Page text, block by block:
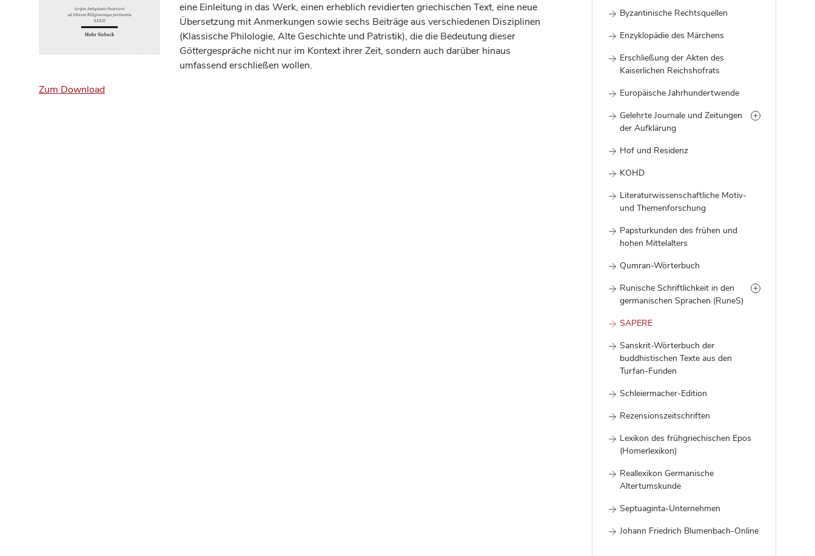
Byzantinische Rechtsquellen
Enzyklopädie des Märchens
Erschließung der Akten des
Kaiserlichen Reichshofrats
Europäische Jahrhundertwende
Gelehrte Journale und Zeitungen
der Aufklärung
Hof und Residenz
KOHD
Literaturwissenschaftliche Motiv-
und Themenforschung
Papsturkunden des frühen und
hohen Mittelalters
Qumran-Wörterbuch
Runische Schriftlichkeit in den
germanischen Sprachen (RuneS)
SAPERE
Sanskrit-Wörterbuch der
buddhistischen Texte aus den
Turfan-Funden
Schleiermacher-Edition
Rezensionszeitschriften
Lexikon des frühgriechischen Epos
(Homerlexikon)
Reallexikon Germanische
Altertumskunde
Septuaginta-Unternehmen
Johann Friedrich Blumenbach-Online
eine Einleitung in das Werk, einen erheblich revidierten griechischen Text, eine neue
Übersetzung mit Anmerkungen sowie sechs Beiträge aus verschiedenen Disziplinen
(Klassische Philologie, Alte Geschichte und Patristik), die die Bedeutung dieser
Göttergespräche nicht nur im Kontext ihrer Zeit, sondern auch darüber hinaus
umfassend erschließen wollen.
Zum Download